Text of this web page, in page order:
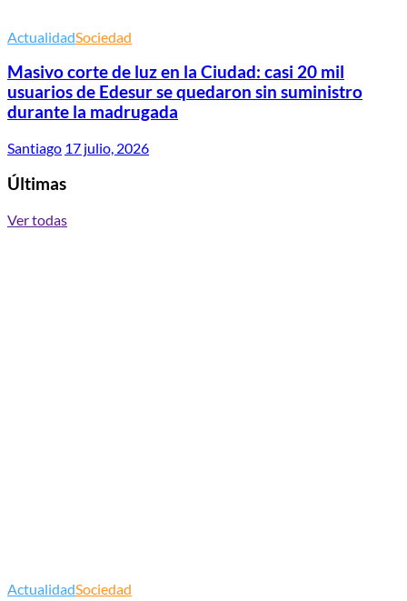
ActualidadSociedad
Masivo corte de luz en la Ciudad: casi 20 mil
usuarios de Edesur se quedaron sin suministro
durante la madrugada
Santiago 17 julio, 2026
Últimas
Ver todas
ActualidadSociedad